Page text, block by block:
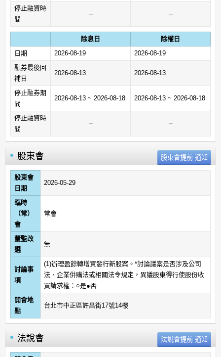
停止融資時
間
-- --
除息日
除權日
日期
2026-08-19
2026-08-19
融券最後回
補日
2026-08-13 2026-08-13
停止融券期
間
2026-08-13 ~ 2026-08-18 2026-08-13 ~ 2026-08-18
停止融資時
間
-- --
股東會
股東會
日期
2026-05-29
臨時
（常）
會
常會
董監改
選
無
討論事
項
(1)辦理盈餘轉增資發行新股案。*討論議案是否涉及公司
法、企業併購法或相關法令規定，異議股東得行使股份收
買請求權：○是●否
開會地
點
台北市中正區許昌街17號14樓
法說會